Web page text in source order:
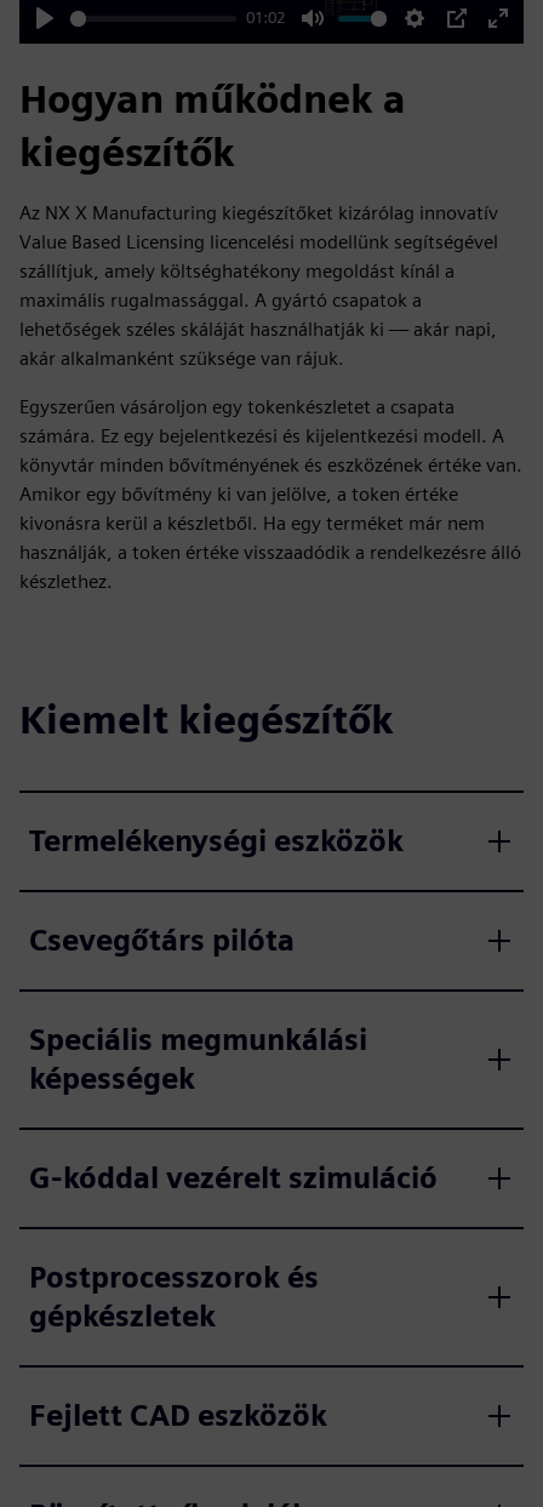
Play
01:02
Mute Settings
PIP
Enter
Hogyan működnek a
kiegészítők
Az NX X Manufacturing kiegészítőket kizárólag innovatív
Value Based Licensing licencelési modellünk segítségével
szállítjuk, amely költséghatékony megoldást kínál a
maximális rugalmassággal. A gyártó csapatok a
lehetőségek széles skáláját használhatják ki — akár napi,
akár alkalmanként szüksége van rájuk.
Egyszerűen vásároljon egy tokenkészletet a csapata
számára. Ez egy bejelentkezési és kijelentkezési modell. A
könyvtár minden bővítményének és eszközének értéke van.
Amikor egy bővítmény ki van jelölve, a token értéke
kivonásra kerül a készletből. Ha egy terméket már nem
használják, a token értéke visszaadódik a rendelkezésre álló
készlethez.
Kiemelt kiegészítők
Termelékenységi eszközök
Csevegőtárs pilóta
Speciális megmunkálási
képességek
G-kóddal vezérelt szimuláció
Postprocesszorok és
gépkészletek
Fejlett CAD eszközök